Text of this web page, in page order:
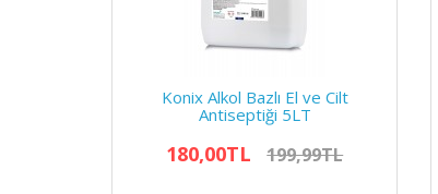
Konix Alkol Bazlı El ve Cilt
Antiseptiği 5LT
180,00TL 199,99TL